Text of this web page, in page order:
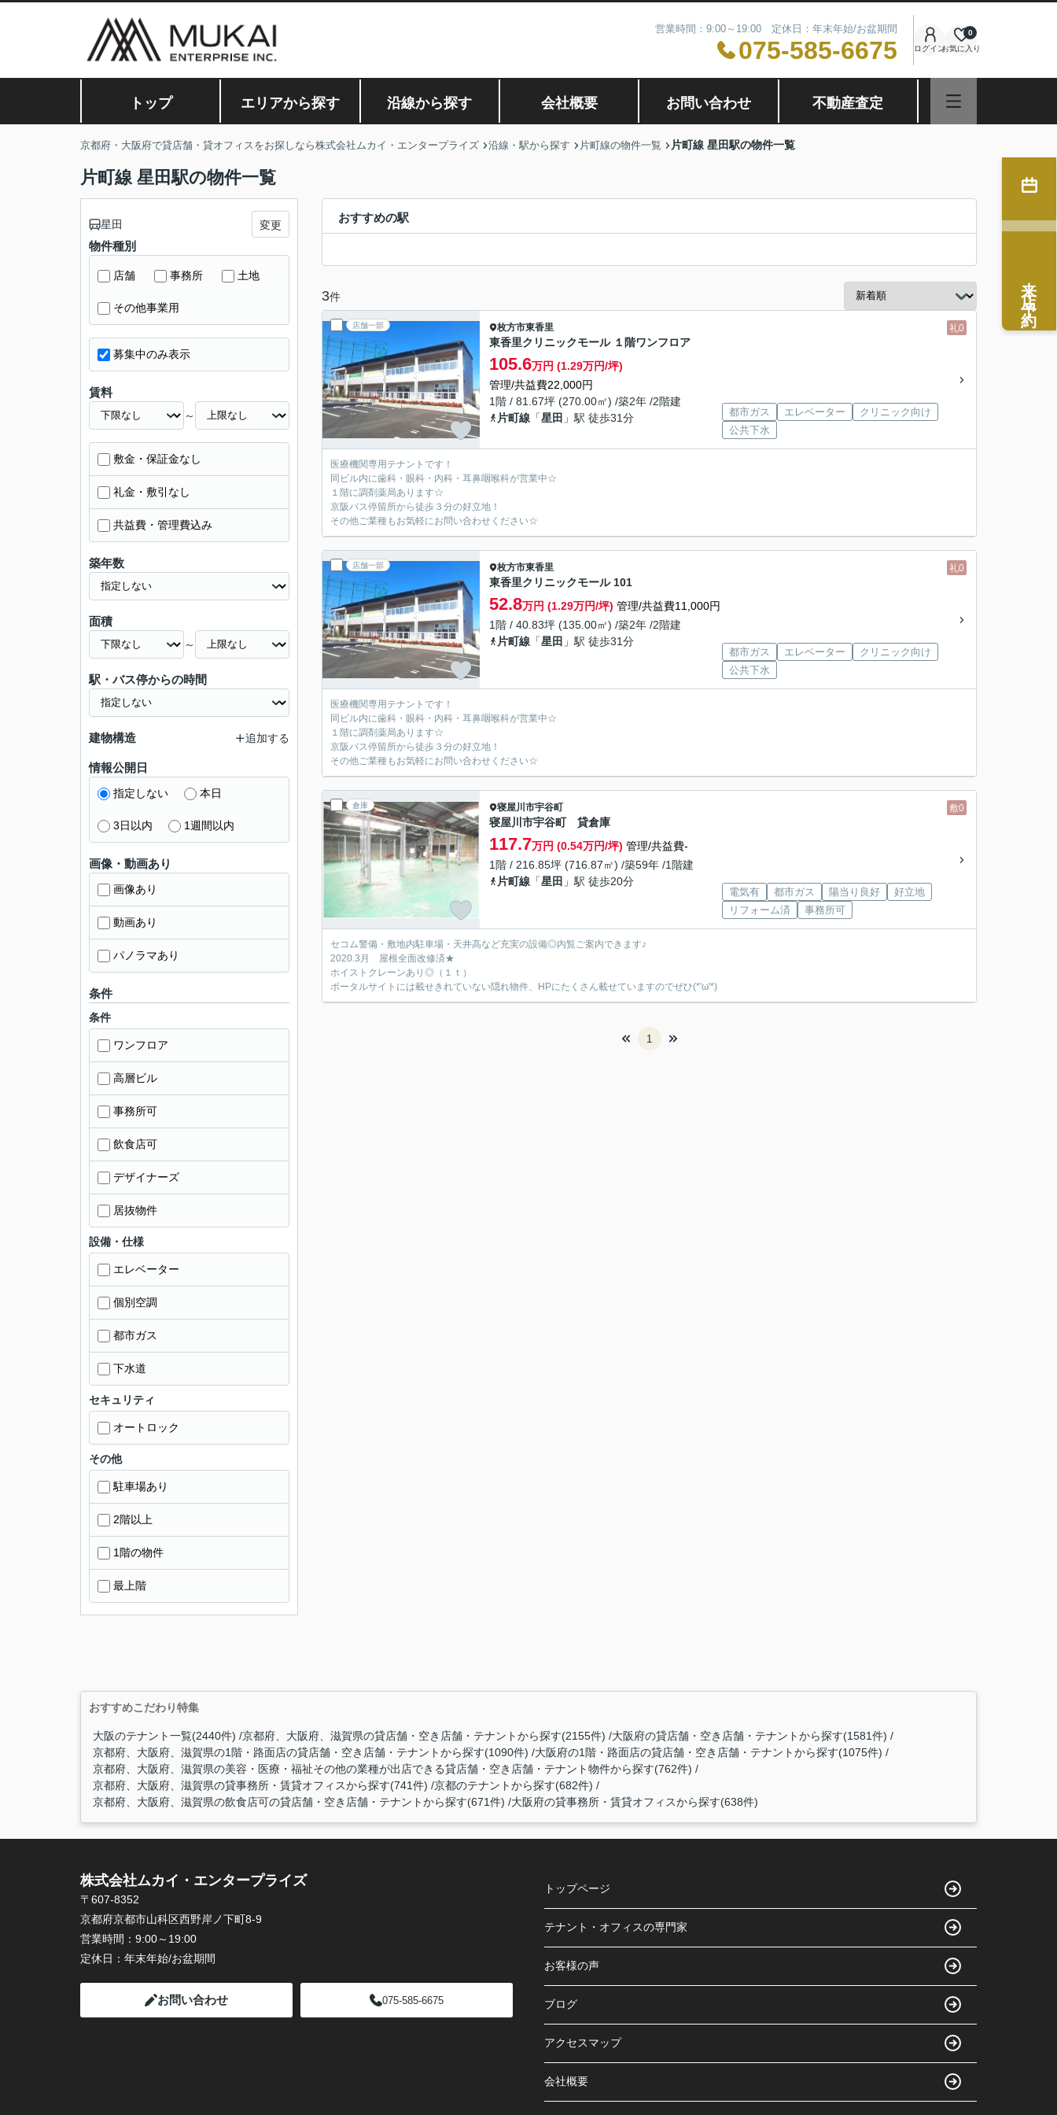
営業時間：9:00～19:00 定休日：年末年始/お盆期間
075-585-6675 ログインお気に入り
0
トップ エリアから探す 沿線から探す 会社概要 お問い合わせ 不動産査定
京都府・大阪府で貸店舗・貸オフィスをお探しなら株式会社ムカイ・エンタープライズ 沿線・駅から探す 片町線の物件一覧 片町線 星田駅の物件一覧
片町線 星田駅の物件一覧
おすすめの駅
3件
店舗一部 礼0
枚方市東香里
東香里クリニックモール １階ワンフロア
105.6万円 (1.29万円/坪)
管理/共益費22,000円
1階 / 81.67坪 (270.00㎡) /築2年 /2階建
片町線 「星田 」駅 徒歩31分 都市ガス エレベーター
クリニック向け
公共下水
医療機関専用テナントです！
同ビル内に歯科・眼科・内科・耳鼻咽喉科が営業中☆
１階に調剤薬局あります☆
京阪バス停留所から徒歩３分の好立地！
その他ご業種もお気軽にお問い合わせください☆
店舗一部 礼0
枚方市東香里
東香里クリニックモール 101
52.8万円 (1.29万円/坪) 管理/共益費11,000円
1階 / 40.83坪 (135.00㎡) /築2年 /2階建
片町線 「星田 」駅 徒歩31分
都市ガス エレベーター
クリニック向け
公共下水
医療機関専用テナントです！
同ビル内に歯科・眼科・内科・耳鼻咽喉科が営業中☆
１階に調剤薬局あります☆
京阪バス停留所から徒歩３分の好立地！
その他ご業種もお気軽にお問い合わせください☆
倉庫 敷0
寝屋川市宇谷町
寝屋川市宇谷町 貸倉庫
117.7万円 (0.54万円/坪) 管理/共益費-
1階 / 216.85坪 (716.87㎡) /築59年 /1階建
片町線 「星田 」駅 徒歩20分
電気有 都市ガス 陽当り良好
好立地
リフォーム済
事務所可
セコム警備・敷地内駐車場・天井高など充実の設備◎内覧ご案内できます♪
2020.3月 屋根全面改修済★
ホイストクレーンあり◎（１ｔ）
ポータルサイトには載せきれていない隠れ物件、HPにたくさん載せていますのでぜひ(*'ω'*)
1
星田 変更
物件種別
店舗 事務所 土地
その他事業用
募集中のみ表示
賃料
～
敷金・保証金なし
礼金・敷引なし
共益費・管理費込み
築年数
面積
～
駅・バス停からの時間
建物構造 追加する
情報公開日
指定しない 本日
3日以内 1週間以内
画像・動画あり
画像あり
動画あり
パノラマあり
条件
条件
ワンフロア
高層ビル
事務所可
飲食店可
デザイナーズ
居抜物件
設備・仕様
エレベーター
個別空調
都市ガス
下水道
セキュリティ
オートロック
その他
駐車場あり
2階以上
1階の物件
最上階
おすすめこだわり特集
大阪のテナント一覧(2440件) 京都府、大阪府、滋賀県の貸店舗・空き店舗・テナントから探す(2155件)
大阪府の貸店舗・空き店舗・テナントから探す(1581件)
京都府、大阪府、滋賀県の1階・路面店の貸店舗・空き店舗・テナントから探す(1090件)
大阪府の1階・路面店の貸店舗・空き店舗・テナントから探す(1075件)
京都府、大阪府、滋賀県の美容・医療・福祉その他の業種が出店できる貸店舗・空き店舗・テナント物件から探す(762件)
京都府、大阪府、滋賀県の貸事務所・賃貸オフィスから探す(741件) 京都のテナントから探す(682件)
京都府、大阪府、滋賀県の飲食店可の貸店舗・空き店舗・テナントから探す(671件)
大阪府の貸事務所・賃貸オフィスから探す(638件)
来店予約
株式会社ムカイ・エンタープライズ
〒607-8352
京都府京都市山科区西野岸ノ下町8-9
営業時間： 9:00～19:00
定休日： 年末年始/お盆期間
お問い合わせ 075-585-6675
トップページ
テナント・オフィスの専門家
お客様の声
ブログ
アクセスマップ
会社概要